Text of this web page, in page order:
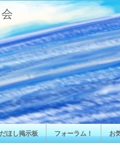
ほし掲示板 フォーラム！ お